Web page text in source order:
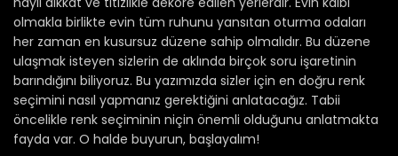
olmakla birlikte evin tüm ruhunu yansıtan oturma odaları
her zaman en kusursuz düzene sahip olmalıdır. Bu düzene
ulaşmak isteyen sizlerin de aklında birçok soru işaretinin
barındığını biliyoruz. Bu yazımızda sizler için en doğru renk
seçimini nasıl yapmanız gerektiğini anlatacağız. Tabii
öncelikle renk seçiminin niçin önemli olduğunu anlatmakta
fayda var. O halde buyurun, başlayalım!